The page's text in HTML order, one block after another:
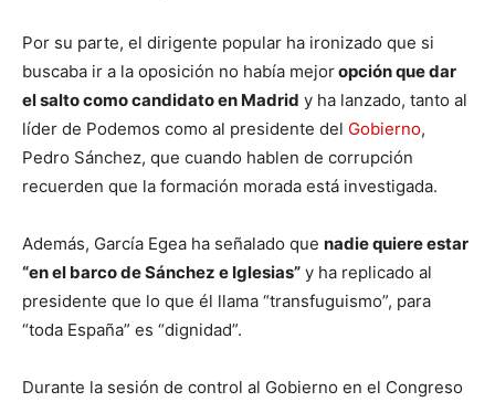
Por su parte, el dirigente popular ha ironizado que si
buscaba ir a la oposición no había mejoropción que dar
el salto como candidato en Madrid y ha lanzado, tanto al
líder de Podemos como al presidente del Gobierno,
Pedro Sánchez, que cuando hablen de corrupción
recuerden que la formación morada está investigada.
Además, García Egea ha señalado que nadie quiere estar
“en el barco de Sánchez e Iglesias” y ha replicado al
presidente que lo que él llama “transfuguismo”, para
“toda España” es “dignidad”.
Durante la sesión de control al Gobierno en el Congreso